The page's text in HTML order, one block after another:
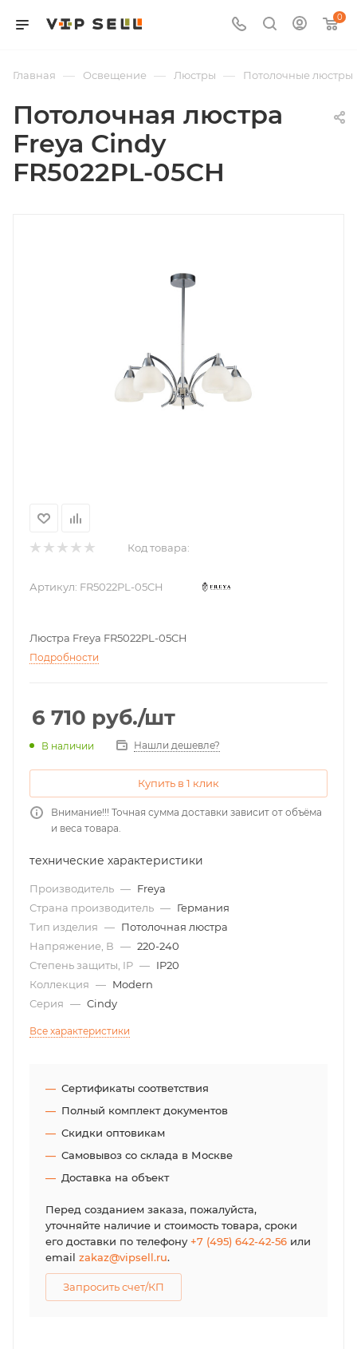
0
Главная — Освещение — Люстры — Потолочные люстры
Потолочная люстра
Freya Cindy
FR5022PL-05CH
Код товара:
Артикул: FR5022PL-05CH
Люстра Freya FR5022PL-05CH
Подробности
6 710 руб./шт
В наличии Нашли дешевле?
Купить в 1 клик
Внимание!!! Точная сумма доставки зависит от объёма
и веса товара.
технические характеристики
Производитель — Freya
Страна производитель — Германия
Тип изделия — Потолочная люстра
Напряжение, В — 220-240
Степень защиты, IP — IP20
Коллекция — Modern
Серия — Cindy
Все характеристики
Сертификаты соответствия
Полный комплект документов
Скидки оптовикам
Самовывоз со склада в Москве
Доставка на объект
Перед созданием заказа, пожалуйста,
уточняйте наличие и стоимость товара, сроки
его доставки по телефону+7 (495) 642-42-56 или
email zakaz@vipsell.ru.
Запросить счет/КП